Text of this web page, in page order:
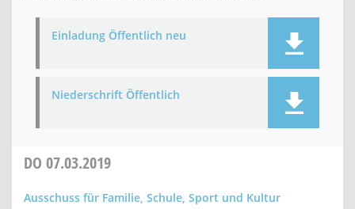
Einladung Öffentlich neu
Niederschrift Öffentlich
DO 07.03.2019
Ausschuss für Familie, Schule, Sport und Kultur